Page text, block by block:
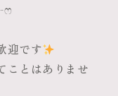
迎です
ことはありませ